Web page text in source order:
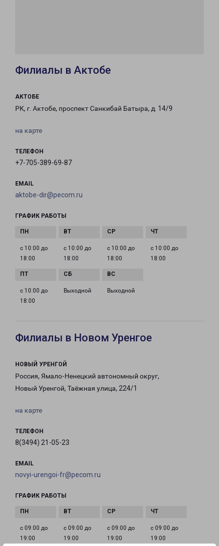
Филиалы в Актобе
АКТОБЕ
РК, г. Актобе, проспект Санкибай Батыра, д. 14/9
на карте
ТЕЛЕФОН
+7-705-389-69-87
EMAIL
aktobe-dir@pecom.ru
ГРАФИК РАБОТЫ
с 10:00 до
18:00
с 10:00 до
18:00
с 10:00 до
18:00
с 10:00 до
18:00
с 10:00 до
18:00
Выходной Выходной
Филиалы в Новом Уренгое
НОВЫЙ УРЕНГОЙ
Россия, Ямало-Ненецкий автономный округ,
Новый Уренгой, Таёжная улица, 224/1
на карте
ТЕЛЕФОН
8(3494) 21-05-23
EMAIL
novyi-urengoi-fr@pecom.ru
ГРАФИК РАБОТЫ
с 09:00 до
19:00
с 09:00 до
19:00
с 09:00 до
19:00
с 09:00 до
19:00